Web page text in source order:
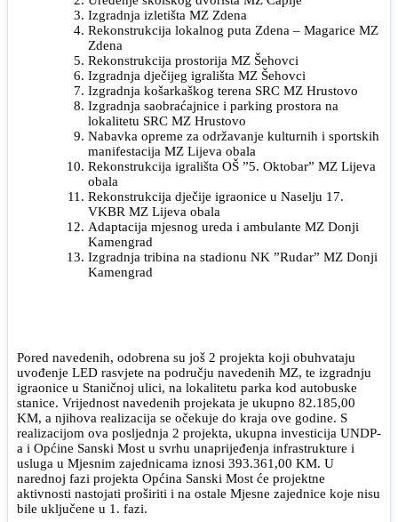
Izgradnja izletišta MZ Zdena
Rekonstrukcija lokalnog puta Zdena – Magarice MZ
Zdena
Rekonstrukcija prostorija MZ Šehovci
Izgradnja dječijeg igrališta MZ Šehovci
Izgradnja košarkaškog terena SRC MZ Hrustovo
Izgradnja saobraćajnice i parking prostora na
lokalitetu SRC MZ Hrustovo
Nabavka opreme za održavanje kulturnih i sportskih
manifestacija MZ Lijeva obala
Rekonstrukcija igrališta OŠ ”5. Oktobar” MZ Lijeva
obala
Rekonstrukcija dječije igraonice u Naselju 17.
VKBR MZ Lijeva obala
Adaptacija mjesnog ureda i ambulante MZ Donji
Kamengrad
Izgradnja tribina na stadionu NK ”Rudar” MZ Donji
Kamengrad
Pored navedenih, odobrena su još 2 projekta koji obuhvataju
uvođenje LED rasvjete na području navedenih MZ, te izgradnju
igraonice u Staničnoj ulici, na lokalitetu parka kod autobuske
stanice. Vrijednost navedenih projekata je ukupno 82.185,00
KM, a njihova realizacija se očekuje do kraja ove godine. S
realizacijom ova posljednja 2 projekta, ukupna investicija UNDP-
a i Općine Sanski Most u svrhu unaprijeđenja infrastrukture i
usluga u Mjesnim zajednicama iznosi 393.361,00 KM. U
narednoj fazi projekta Općina Sanski Most će projektne
aktivnosti nastojati proširiti i na ostale Mjesne zajednice koje nisu
bile uključene u 1. fazi.